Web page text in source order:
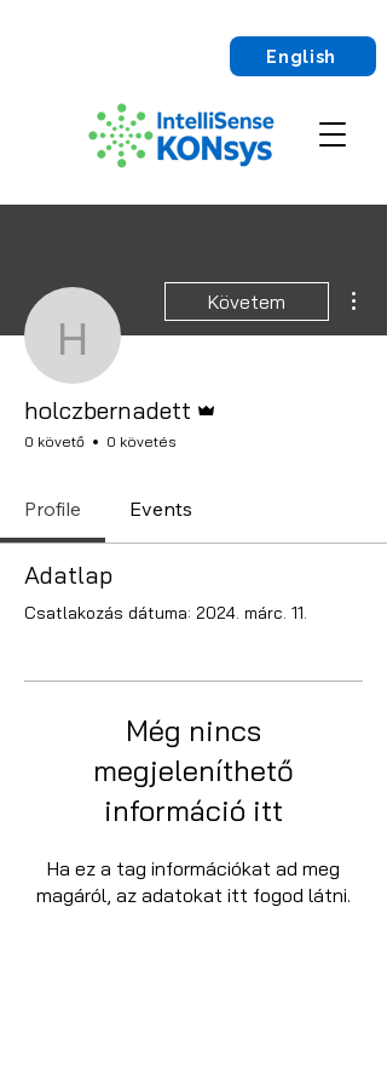
English
holczbernadett
Követem
holczbernadett
0 követő 0 követés
Profile Events
Adatlap
Csatlakozás dátuma: 2024. márc. 11.
Még nincs
megjeleníthető
információ itt
Ha ez a tag információkat ad meg
magáról, az adatokat itt fogod látni.